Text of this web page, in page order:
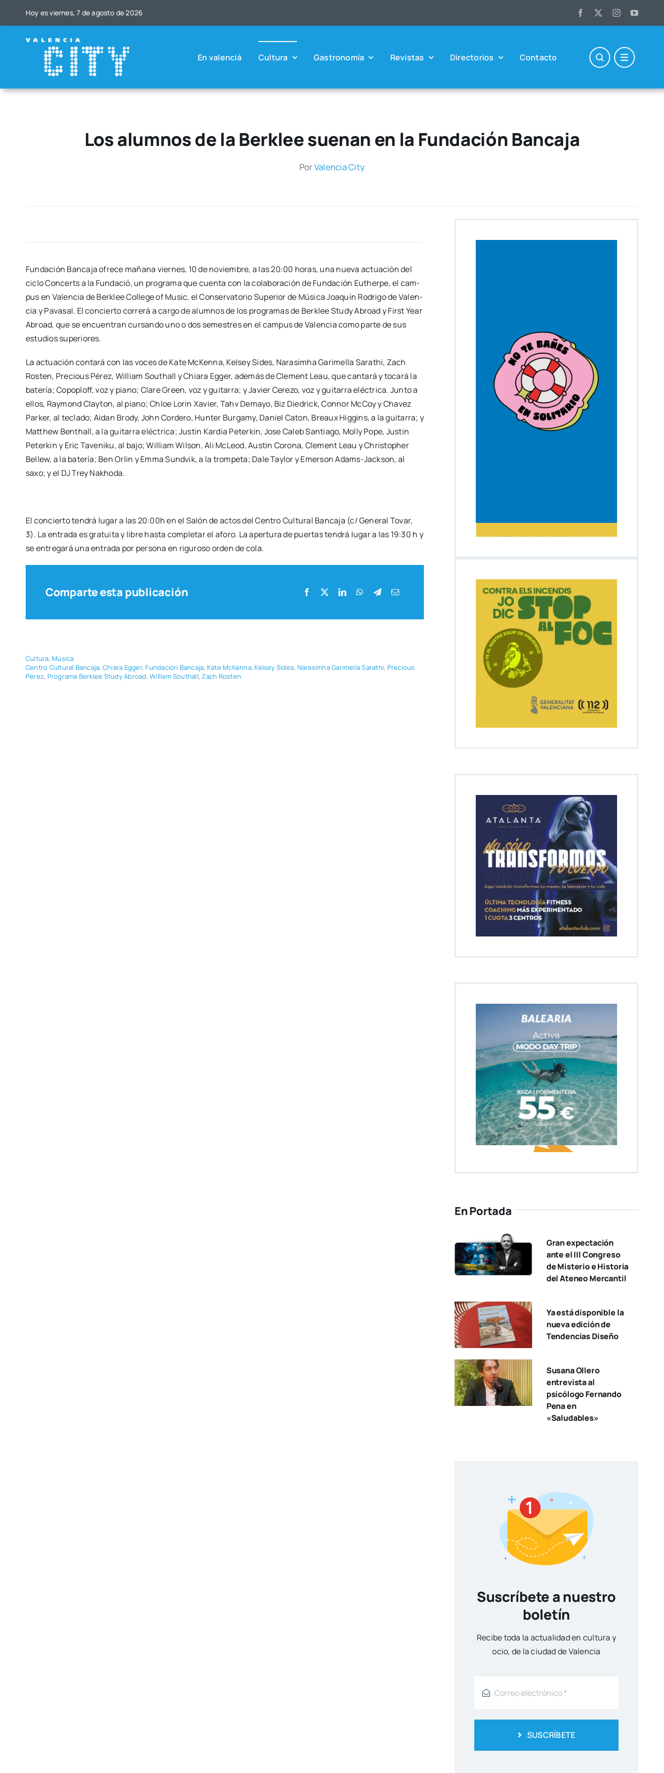
Hoy es vier­nes, 7 de agos­to de 2026
En valen­cià Cul­tu­ra Gas­tro­no­mía Revis­tas Direc­to­rios Con­tac­to
Los alumnos de la Berklee suenan en la Fundación Bancaja
PorValen­cia City
Fun­da­ción Ban­ca­ja ofre­ce maña­na vier­nes, 10 de noviem­bre, a las 20:00 horas, una nue­va actua­ción del
ciclo Con­certs a la Fun­da­ció, un pro­gra­ma que cuen­ta con la cola­bo­ra­ción de Fun­da­ción Euther­pe, el cam­
pus en Valen­cia de Ber­klee Colle­ge of Music, el Con­ser­va­to­rio Supe­rior de Músi­ca Joa­quín Rodri­go de Valen­
cia y Pava­sal. El con­cier­to corre­rá a car­go de alum­nos de los pro­gra­mas de Ber­klee Study Abroad y First Year
Abroad, que se encuen­tran cur­san­do uno o dos semes­tres en el cam­pus de Valen­cia como par­te de sus
estu­dios supe­rio­res.
La actua­ción con­ta­rá con las voces de Kate McKen­na, Kel­sey Sides, Nara­simha Gari­me­lla Sarathi, Zach
Ros­ten, Pre­cious Pérez, William Southall y Chia­ra Egger, ade­más de Cle­ment Leau, que can­ta­rá y toca­rá la
bate­ría; Copo­ploff, voz y piano; Cla­re Green, voz y gui­ta­rra; y Javier Cere­zo, voz y gui­ta­rra eléc­tri­ca. Jun­to a
ellos, Ray­mond Clay­ton, al piano; Chloe Lorin Xavier, Tahv Dema­yo, Biz Die­drick, Con­nor McCoy y Cha­vez
Par­ker, al tecla­do; Aidan Brody, John Cor­de­ro, Hun­ter Bur­gamy, Daniel Caton, Breaux Hig­gins, a la gui­ta­rra; y
Matthew Benthall, a la gui­ta­rra eléc­tri­ca; Jus­tin Kar­dia Peter­kin, Jose Caleb San­tia­go, Molly Pope, Jus­tin
Peter­kin y Eric Tave­ni­ku, al bajo; William Wil­son, Ali McLeod, Aus­tin Coro­na, Cle­ment Leau y Chris­topher
Bellew, a la bate­ría; Ben Orlin y Emma Sund­vik, a la trom­pe­ta; Dale Tay­lor y Emer­son Adams-Jac­k­­son, al
saxo; y el DJ Trey Nakho­da.
El con­cier­to ten­drá lugar a las 20:00h en el Salón de actos del Cen­tro Cul­tu­ral Ban­ca­ja (c/ Gene­ral Tovar,
3). La entra­da es gra­tui­ta y libre has­ta com­ple­tar el afo­ro. La aper­tu­ra de puer­tas ten­drá lugar a las 19:30 h y
se entre­ga­rá una entra­da por per­so­na en rigu­ro­so orden de cola.
Comparte esta publicación
Cul­tu­ra, Músi­ca
Cen­tro Cul­tu­ral Ban­ca­ja, Chia­ra Egger, Fun­da­ción Ban­ca­ja, Kate McKen­na, Kel­sey Sides, Nara­simha Gari­me­lla Sarathi, Pre­cious
Pérez, Pro­gra­ma Ber­klee Study Abroad,William Southall,Zach Ros­ten
En Portada
Gran expectación
ante el III Congreso
de Misterio e Historia
del Ateneo Mercantil
Ya está disponible la
nueva edición de
Tendencias Diseño
Susana Ollero
entrevista al
psicólogo Fernando
Pena en
«Saludables»
Suscríbete a nuestro
boletín
Reci­be toda la actua­li­dad en cul­tu­ra y
ocio, de la ciu­dad de Valen­cia
SUSCRÍBETE